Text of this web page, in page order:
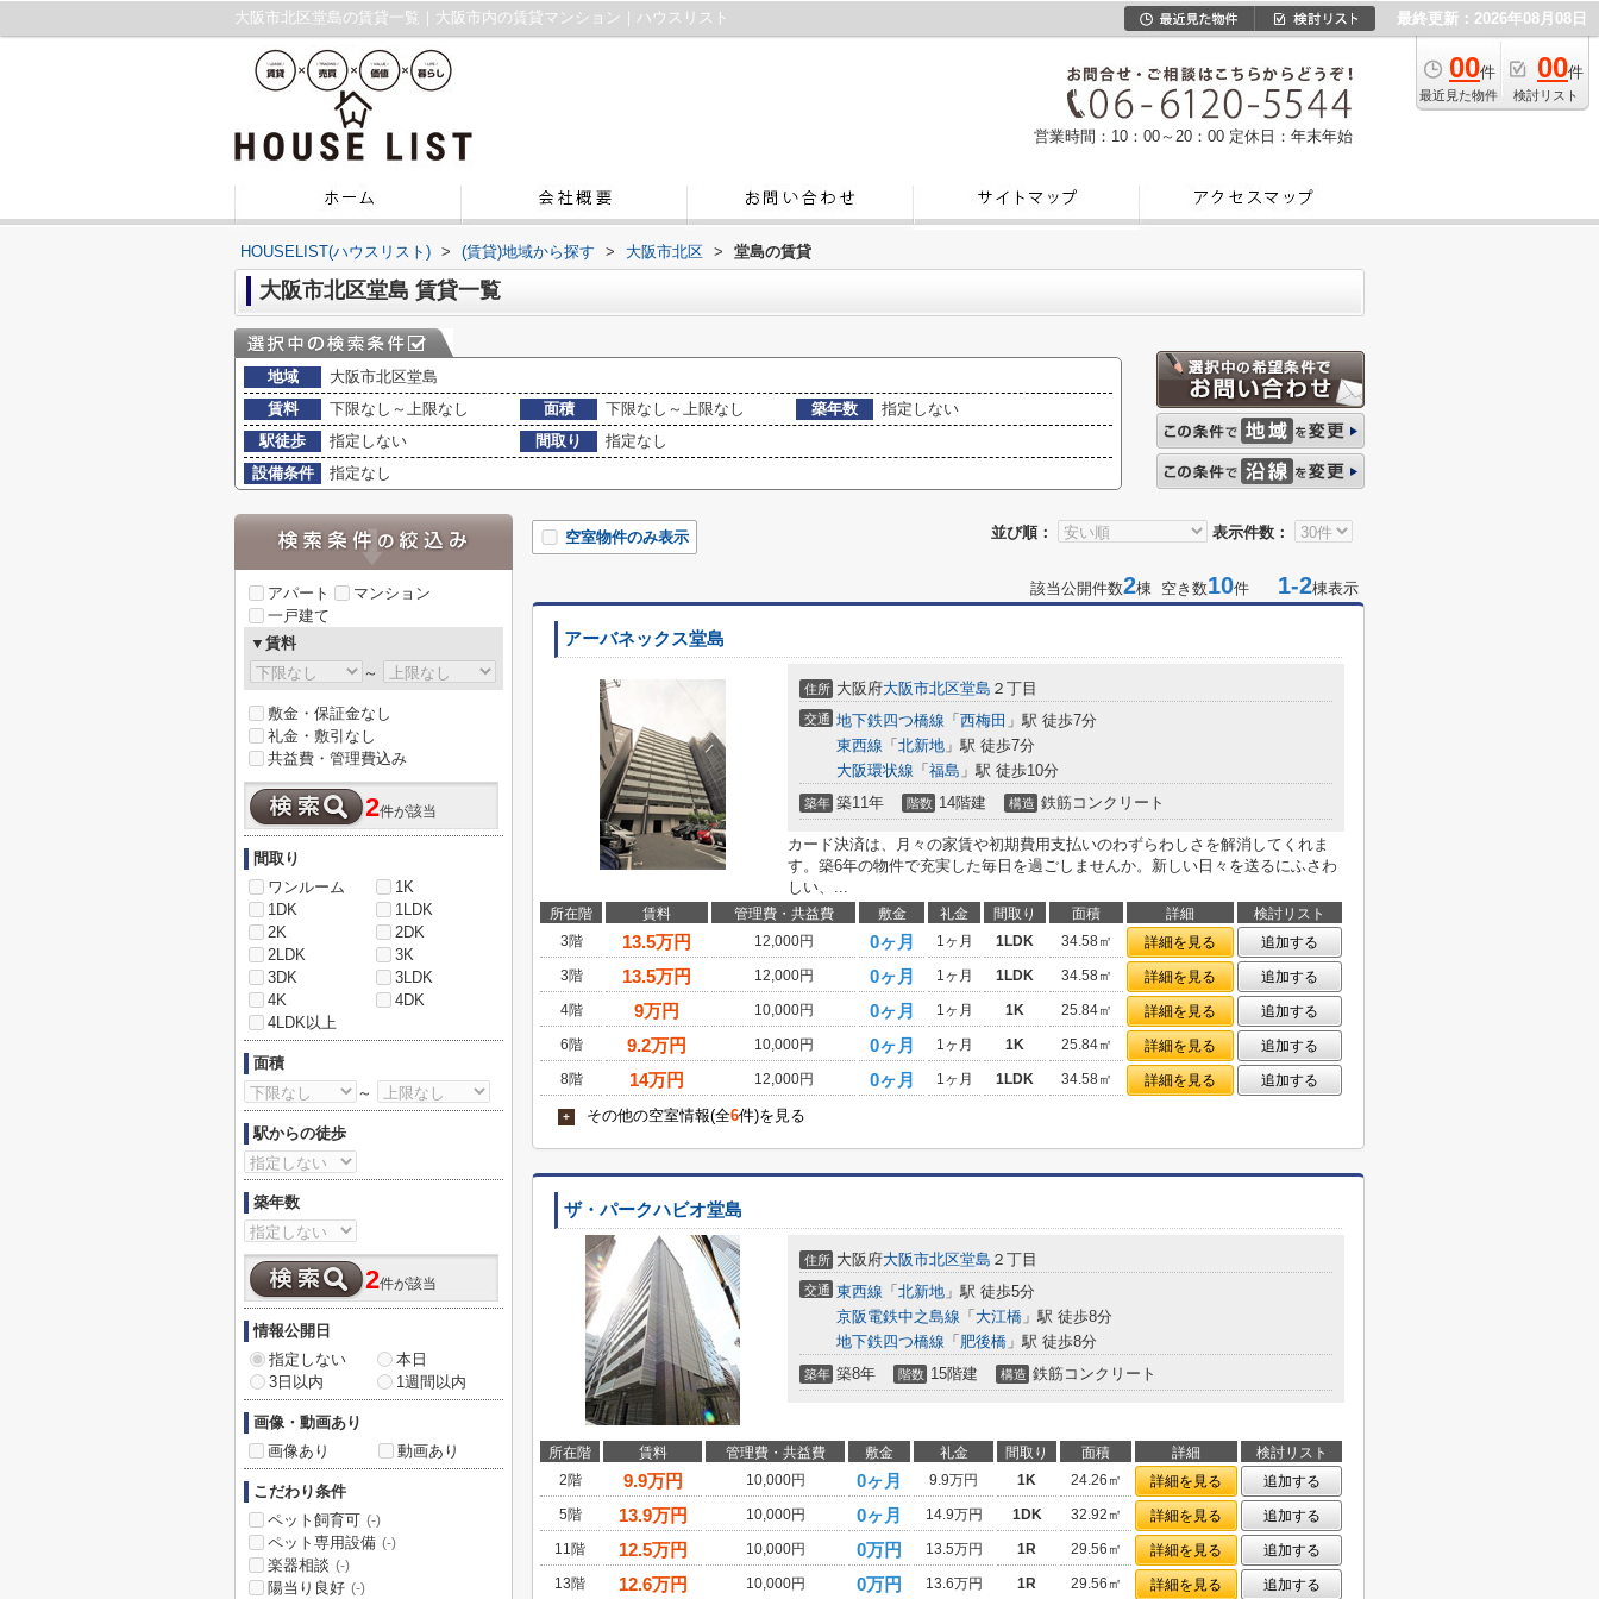
大阪市北区堂島の賃貸一覧｜大阪市内の賃貸マンション｜ハウスリスト 最終更新：2026年08月08日
00件
最近見た物件
00件
検討リスト
営業時間：10：00～20：00 定休日：年末年始
HOUSELIST(ハウスリスト) > (賃貸)地域から探す > 大阪市北区 > 堂島の賃貸
大阪市北区堂島 賃貸一覧
地域
大阪市北区堂島
賃料
下限なし～上限なし 面積 下限なし～上限なし 築年数
指定しない
駅徒歩
指定しない 間取り
指定なし
設備条件
指定なし
並び順： 表示件数：
空室物件のみ表示
該当公開件数2棟 空き数10件 1-2棟表示
アーバネックス堂島
住所 大阪府大阪市北区堂島 ２丁目
交通 地下鉄四つ橋線 「 西梅田 」駅 徒歩7分
東西線 「 北新地 」駅 徒歩7分
大阪環状線 「 福島 」駅 徒歩10分
築年 築11年 階数 14階建 構造 鉄筋コンクリート
カード決済は、月々の家賃や初期費用支払いのわずらわしさを解消してくれま
す。築6年の物件で充実した毎日を過ごしませんか。新しい日々を送るにふさわ
しい、...
所在階 賃料 管理費・共益費 敷金 礼金 間取り 面積 詳細
検討リスト
3階
13.5万円 12,000円 0ヶ月 1ヶ月 1LDK 34.58㎡ 詳細を見る
追加する
3階
13.5万円 12,000円 0ヶ月 1ヶ月 1LDK 34.58㎡ 詳細を見る
追加する
4階
9万円 10,000円 0ヶ月 1ヶ月 1K 25.84㎡ 詳細を見る
追加する
6階
9.2万円 10,000円 0ヶ月 1ヶ月 1K 25.84㎡ 詳細を見る
追加する
8階
14万円 12,000円 0ヶ月 1ヶ月 1LDK 34.58㎡ 詳細を見る 追加する
+ その他の空室情報(全6件)を見る
ザ・パークハビオ堂島
住所 大阪府大阪市北区堂島 ２丁目
交通 東西線 「 北新地 」駅 徒歩5分
京阪電鉄中之島線 「 大江橋 」駅 徒歩8分
地下鉄四つ橋線 「 肥後橋 」駅 徒歩8分
築年 築8年 階数 15階建 構造 鉄筋コンクリート
所在階 賃料 管理費・共益費 敷金 礼金 間取り 面積 詳細
検討リスト
2階
9.9万円 10,000円 0ヶ月 9.9万円 1K 24.26㎡ 詳細を見る
追加する
5階
13.9万円 10,000円 0ヶ月 14.9万円 1DK 32.92㎡ 詳細を見る
追加する
11階
12.5万円 10,000円 0万円 13.5万円 1R 29.56㎡ 詳細を見る
追加する
13階
12.6万円 10,000円 0万円 13.6万円 1R 29.56㎡ 詳細を見る 追加する
アパート
マンション
一戸建て
▼賃料
～
敷金・保証金なし
礼金・敷引なし
共益費・管理費込み
2件が該当
間取り
ワンルーム
1K
1DK
1LDK
2K
2DK
2LDK
3K
3DK
3LDK
4K
4DK
4LDK以上
面積
～
駅からの徒歩
築年数
2件が該当
情報公開日
指定しない
本日
3日以内
1週間以内
画像・動画あり
画像あり
動画あり
こだわり条件
ペット飼育可 (-)
ペット専用設備 (-)
楽器相談 (-)
陽当り良好 (-)